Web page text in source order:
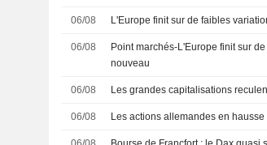
06/08 L'Europe finit sur de faibles
06/08
Point marchés-L'Europe finit sur
nouveau
06/08 Les grandes capitalisations
06/08 Les actions allemandes en